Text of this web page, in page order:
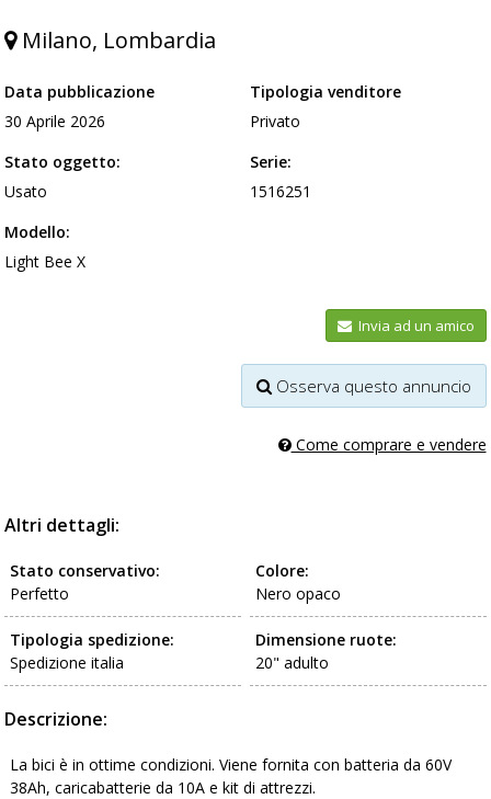
Milano, Lombardia
Data pubblicazione
30 Aprile 2026
Tipologia venditore
Privato
Stato oggetto:
Usato
Serie:
1516251
Modello:
Light Bee X
Invia ad un amico
Osserva questo annuncio
Come comprare e vendere
Altri dettagli:
Colore:
Nero opaco
Stato conservativo:
Perfetto
Dimensione ruote:
20" adulto
Tipologia spedizione:
Spedizione italia
Descrizione:
La bici è in ottime condizioni. Viene fornita con batteria da 60V
38Ah, caricabatterie da 10A e kit di attrezzi.